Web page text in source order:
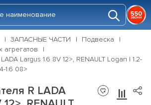
ЗАПАСНЫЕ ЧАСТИ
Подвеска
агрегатов
Largus 1.6 8V 12>, RENAULT Logan I 1.2-
1.6 08>
R LADA